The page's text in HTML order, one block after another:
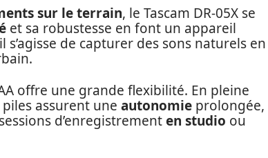
sur le terrain, le Tascam DR-05X se
et sa robustesse en font un appareil
de capturer des sons naturels en
offre une grande flexibilité. En pleine
assurent une autonomie prolongée,
d’enregistrementen studio ou